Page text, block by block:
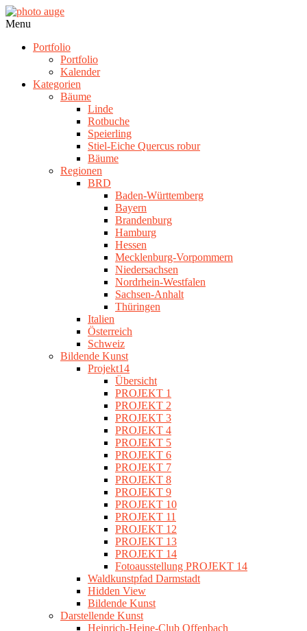
Skip
to
photo
Navigation
Menu
Portfolio
Portfolio
Kalender
Kategorien
Bäume
Linde
Rotbuche
Speierling
Stiel-Eiche Quercus robur
Bäume
Regionen
BRD
Baden-Württemberg
Bayern
Brandenburg
Hamburg
Hessen
Mecklenburg-Vorpommern
Niedersachsen
Nordrhein-Westfalen
Sachsen-Anhalt
Thüringen
Italien
Österreich
Schweiz
Bildende Kunst
Projekt14
Übersicht
PROJEKT 1
PROJEKT 2
PROJEKT 3
PROJEKT 4
PROJEKT 5
PROJEKT 6
PROJEKT 7
PROJEKT 8
PROJEKT 9
PROJEKT 10
PROJEKT 11
PROJEKT 12
PROJEKT 13
PROJEKT 14
Fotoausstellung PROJEKT 14
Waldkunstpfad Darmstadt
Hidden View
Bildende Kunst
Darstellende Kunst
Heinrich-Heine-Club Offenbach